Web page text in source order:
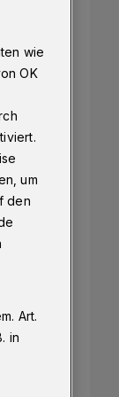
wie
OK
um
den
Art.
in